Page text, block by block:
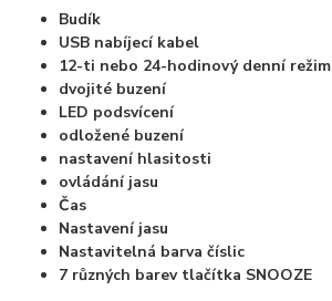
Budík
USB nabíjecí kabel
12-ti nebo 24-hodinový denní režim
dvojité buzení
LED podsvícení
odložené buzení
nastavení hlasitosti
ovládání jasu
Čas
Nastavení jasu
Nastavitelná barva číslic
7 různých barev tlačítka SNOOZE